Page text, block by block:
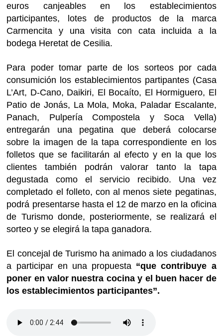
euros canjeables en los establecimientos
participantes, lotes de productos de la marca
Carmencita y una visita con cata incluida a la
bodega Heretat de Cesilia.
Para poder tomar parte de los sorteos por cada
consumición los establecimientos partipantes (Casa
L’Art, D-Cano, Daikiri, El Bocaíto, El Hormiguero, El
Patio de Jonás, La Mola, Moka, Paladar Escalante,
Panach, Pulpería Compostela y Soca Vella)
entregarán una pegatina que deberá colocarse
sobre la imagen de la tapa correspondiente en los
folletos que se facilitarán al efecto y en la que los
clientes también podrán valorar tanto la tapa
degustada como el servicio recibido. Una vez
completado el folleto, con al menos siete pegatinas,
podrá presentarse hasta el 12 de marzo en la oficina
de Turismo donde, posteriormente, se realizará el
sorteo y se elegirá la tapa ganadora.
El concejal de Turismo ha animado a los ciudadanos
a participar en una propuesta “que contribuye a
poner en valor nuestra cocina y el buen hacer de
los establecimientos participantes”.